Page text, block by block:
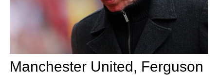
Manchester United, Ferguson